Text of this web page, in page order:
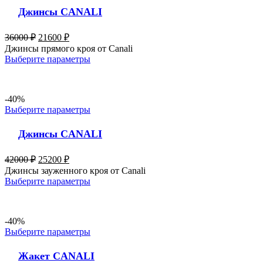
Джинсы CANALI
36000₽ 21600 ₽
Джинсы прямого кроя от Canali
Выберите параметры
-40%
Выберите параметры
Джинсы CANALI
42000₽ 25200 ₽
Джинсы зауженного кроя от Canali
Выберите параметры
-40%
Выберите параметры
Жакет CANALI